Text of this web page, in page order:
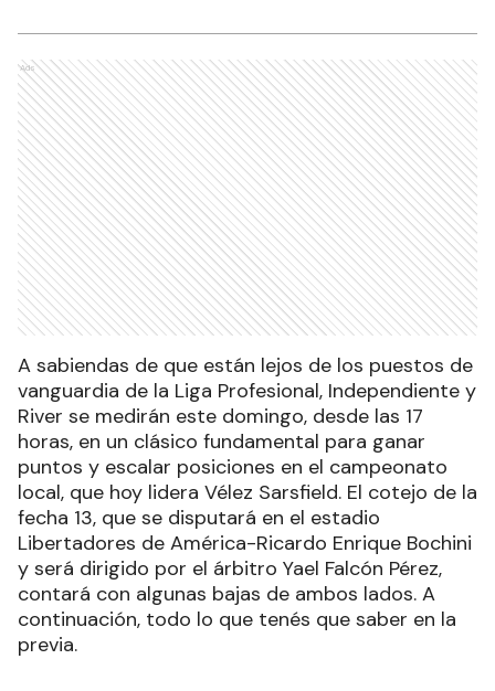
Ads
A sabiendas de que están lejos de los puestos de
vanguardia de la Liga Profesional, Independiente y
River se medirán este domingo, desde las 17
horas, en un clásico fundamental para ganar
puntos y escalar posiciones en el campeonato
local, que hoy lidera Vélez Sarsfield. El cotejo de la
fecha 13, que se disputará en el estadio
Libertadores de América-Ricardo Enrique Bochini
y será dirigido por el árbitro Yael Falcón Pérez,
contará con algunas bajas de ambos lados. A
continuación, todo lo que tenés que saber en la
previa.